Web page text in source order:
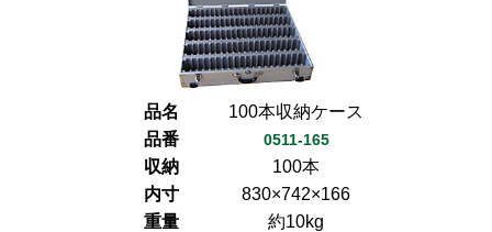
品名
100本収納ケース
品番
0511-165
収納
100本
内寸
830×742×166
重量
約10kg